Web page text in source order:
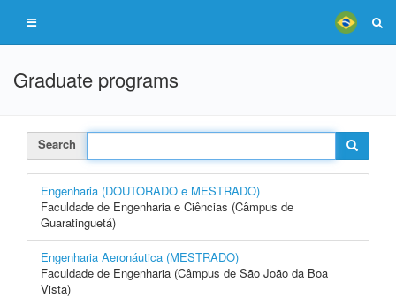
Graduate programs
Search
Engenharia (DOUTORADO e MESTRADO)
Faculdade de Engenharia e Ciências (Câmpus de
Guaratinguetá)
Engenharia Aeronáutica (MESTRADO)
Faculdade de Engenharia (Câmpus de São João da Boa
Vista)